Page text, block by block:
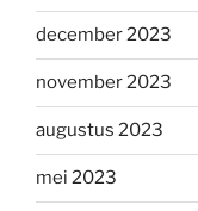
december 2023
november 2023
augustus 2023
mei 2023